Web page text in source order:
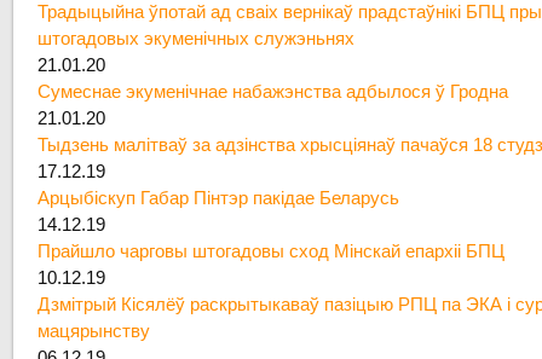
Традыцыйна ўпотай ад сваіх вернікаў прадстаўнікі БПЦ
штогадовых экуменічных служэньнях
21.01.20
Сумеснае экуменічнае набажэнства адбылося ў Гродна
21.01.20
Тыдзень малітваў за адзінства хрысціянаў пачаўся 18
17.12.19
Арцыбіскуп Габар Пінтэр пакідае Беларусь
14.12.19
Прайшло чарговы штогадовы сход Мінскай епархіі БПЦ
10.12.19
Дзмітрый Кісялёў раскрытыкаваў пазіцыю РПЦ па ЭКА і
мацярынству